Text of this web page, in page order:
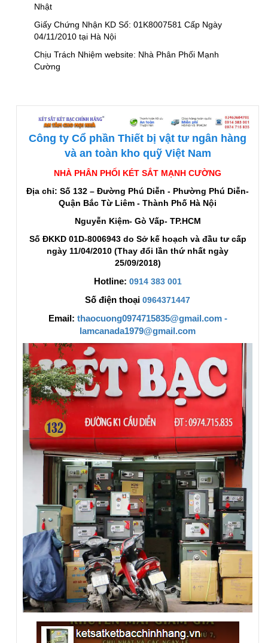
Nhật
Giấy Chứng Nhận KD Số: 01K8007581 Cấp Ngày
04/11/2010 tại Hà Nội
Chịu Trách Nhiệm website: Nhà Phân Phối Mạnh
Cường
Công ty Cổ phần Thiết bị vật tư ngân hàng
và an toàn kho quỹ Việt Nam
NHÀ PHÂN PHỐI KÉT SẮT MẠNH CƯỜNG
Địa chỉ: Số 132 – Đường Phú Diễn - Phường Phú Diễn-
Quận Bắc Từ Liêm - Thành Phố Hà Nội
Nguyễn Kiệm- Gò Vấp- TP.HCM
Số ĐKKD 01D-8006943 do Sở kế hoạch và đầu tư cấp
ngày 11/04/2010 (Thay đổi lần thứ nhất ngày
25/09/2018)
Hotline: 0914 383 001
Số điện thoại 0964371447
Email: thaocuong0974715835@gmail.com -
lamcanada1979@gmail.com